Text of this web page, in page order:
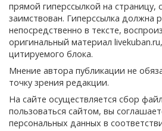
прямой гиперссылкой на страницу,
заимствован. Гиперссылка должна
непосредственно в тексте,
оригинальный материал
цитируемого блока.
Мнение автора публикации не
точку зрения редакции.
На сайте осуществляется сбор
пользоваться сайтом, вы
персональных данных в